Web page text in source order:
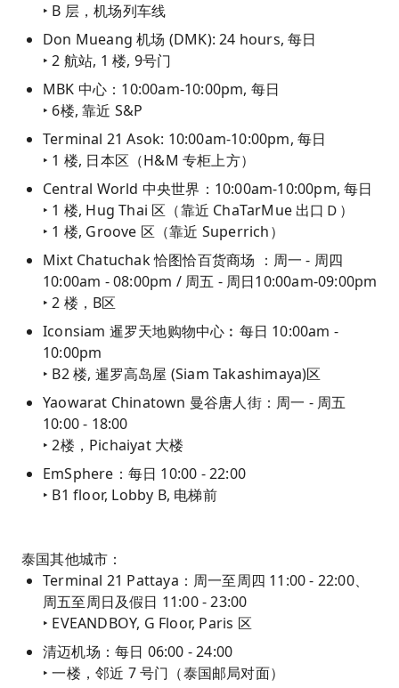
‣ B 层，机场列车线
Don Mueang 机场 (DMK): 24 hours, 每日
‣ 2 航站, 1 楼, 9号门
MBK 中心：10:00am-10:00pm, 每日
‣ 6楼, 靠近 S&P
Terminal 21 Asok: 10:00am-10:00pm, 每日
‣ 1 楼, 日本区（H&M 专柜上方）
Central World 中央世界：10:00am-10:00pm, 每日
‣ 1 楼, Hug Thai 区（靠近 ChaTarMue 出口Ｄ）
‣ 1 楼, Groove 区（靠近 Superrich）
Mixt Chatuchak 恰图恰百货商场 ：周一 - 周四
10:00am - 08:00pm / 周五 - 周日10:00am-09:00pm
‣ 2 楼，B区
Iconsiam 暹罗天地购物中心︰每日 10:00am -
10:00pm
‣ B2 楼, 暹罗高岛屋 (Siam Takashimaya)区
Yaowarat Chinatown 曼谷唐人街：周一 - 周五
10:00 - 18:00
‣ 2楼，Pichaiyat 大楼
EmSphere：每日 10:00 - 22:00
‣ B1 floor, Lobby B, 电梯前
泰国其他城市：
Terminal 21 Pattaya：周一至周四 11:00 - 22:00、
周五至周日及假日 11:00 - 23:00
‣ EVEANDBOY, G Floor, Paris 区
清迈机场：每日 06:00 - 24:00
‣ 一楼，邻近 7 号门（泰国邮局对面）